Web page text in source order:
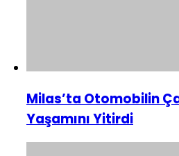
Milas’ta Otomobilin
Yaşamını Yitirdi